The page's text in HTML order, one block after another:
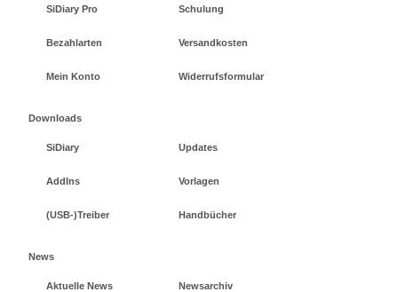
SiDiary Pro Schulung
Bezahlarten Versandkosten
Mein Konto Widerrufsformular
Downloads
SiDiary Updates
AddIns Vorlagen
(USB-)Treiber Handbücher
News
Aktuelle News Newsarchiv